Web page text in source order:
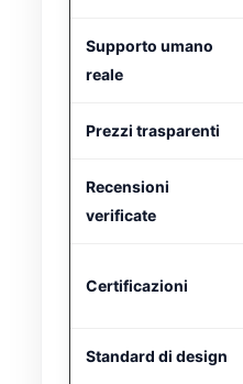
Supporto umano
reale
Prezzi trasparenti
Recensioni
verificate
Certificazioni
Standard di design